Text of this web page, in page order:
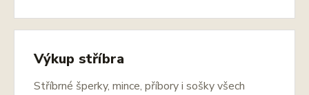
Výkup stříbra
Stříbrné šperky, mince, příbory i sošky všech